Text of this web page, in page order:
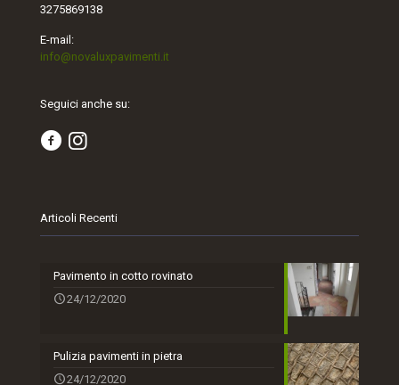
3275869138
E-mail:
info@novaluxpavimenti.it
Seguici anche su:
Articoli Recenti
Pavimento in cotto rovinato
24/12/2020
Pulizia pavimenti in pietra
24/12/2020